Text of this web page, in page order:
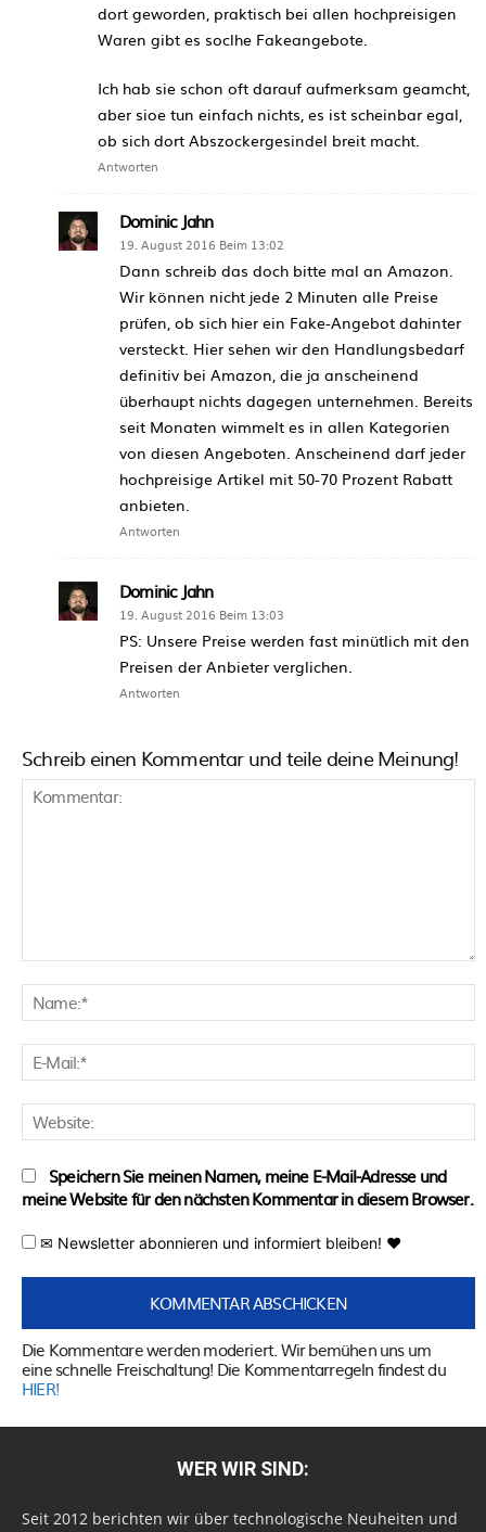
dort geworden, praktisch bei allen hochpreisigen
Waren gibt es soclhe Fakeangebote.
Ich hab sie schon oft darauf aufmerksam geamcht,
aber sioe tun einfach nichts, es ist scheinbar egal,
ob sich dort Abszockergesindel breit macht.
Antworten
Dominic Jahn
19. August 2016 Beim 13:02
Dann schreib das doch bitte mal an Amazon.
Wir können nicht jede 2 Minuten alle Preise
prüfen, ob sich hier ein Fake-Angebot dahinter
versteckt. Hier sehen wir den Handlungsbedarf
definitiv bei Amazon, die ja anscheinend
überhaupt nichts dagegen unternehmen. Bereits
seit Monaten wimmelt es in allen Kategorien
von diesen Angeboten. Anscheinend darf jeder
hochpreisige Artikel mit 50-70 Prozent Rabatt
anbieten.
Antworten
Dominic Jahn
19. August 2016 Beim 13:03
PS: Unsere Preise werden fast minütlich mit den
Preisen der Anbieter verglichen.
Antworten
Schreib einen Kommentar und teile deine Meinung!
Speichern Sie meinen Namen, meine E-Mail-Adresse und
meine Website für den nächsten Kommentar in diesem Browser.
✉ Newsletter abonnieren und informiert bleiben! ♥
Die Kommentare werden moderiert. Wir bemühen uns um
eine schnelle Freischaltung! Die Kommentarregeln findest du
HIER!
WER WIR SIND:
Seit 2012 berichten wir über technologische Neuheiten und